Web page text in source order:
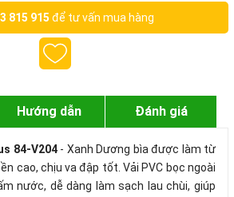
815 915 để tư vấn mua hàng
Hướng dẫn Đánh giá
84-V204- Xanh Dương bìa được làm từ
cao, chịu va đập tốt. Vải PVC bọc ngoài
nước, dễ dàng làm sạch lau chùi, giúp